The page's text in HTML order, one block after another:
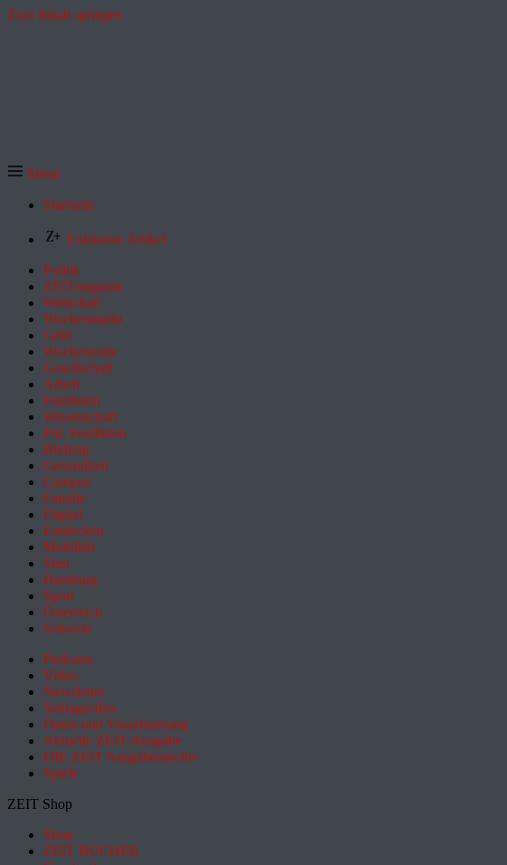
Zum Inhalt springen
Menü
Startseite
Exklusive Artikel
Politik
ZEITmagazin
Wirtschaft
Wochenmarkt
Geld
Wochenende
Gesellschaft
Arbeit
Feuilleton
Wissenschaft
Pol. Feuilleton
Bildung
Gesundheit
Campus
Familie
Digital
Entdecken
Mobilität
Sinn
Hamburg
Sport
Österreich
Schweiz
Podcasts
Video
Newsletter
Schlagzeilen
Daten und Visualisierung
Aktuelle ZEIT-Ausgabe
DIE ZEIT Ausgabenarchiv
Spiele
ZEIT Shop
Shop
ZEIT BÜCHER